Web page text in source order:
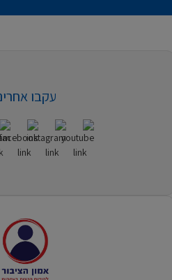
עקבו